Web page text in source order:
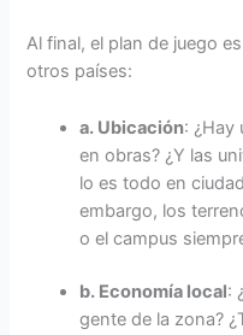
Al final, el plan de juego
otros países:
a. Ubicación: ¿Hay
en obras? ¿Y las
lo es todo en
embargo, los
o el campus
b. Economía local:
gente de la zona?